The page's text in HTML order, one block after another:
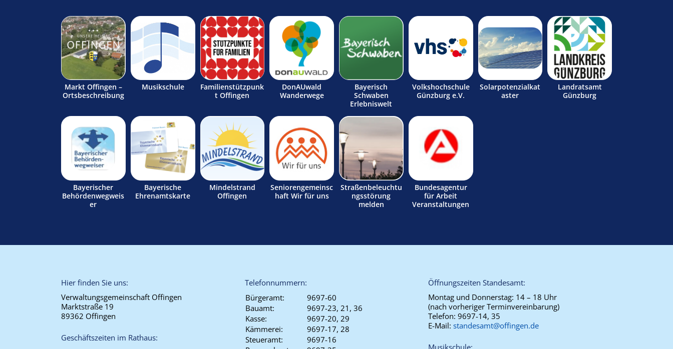
Markt Offingen –
Ortsbeschreibung
Musikschule
Familienstützpunk
t Offingen
DonAUwald
Wanderwege
Bayerisch
Schwaben
Erlebniswelt
Volkshochschule
Günzburg e.V.
Solarpotenzialkat
aster
Landratsamt
Günzburg
Bayerischer
Behördenwegweis
er
Bayerische
Ehrenamtskarte
Mindelstrand
Offingen
Seniorengemeinsc
haft Wir für uns
Straßenbeleuchtu
ngsstörung
melden
Bundesagentur
für Arbeit
Veranstaltungen
Hier finden Sie uns:
Verwaltungsgemeinschaft Offingen
Marktstraße 19
89362 Offingen
Geschäftszeiten im Rathaus:
Telefonnummern:
Bürgeramt:
9697-60
Bauamt:
9697-23, 21, 36
Kasse:
9697-20, 29
Kämmerei:
9697-17, 28
Steueramt:
9697-16
Öffnungszeiten Standesamt:
Montag und Donnerstag: 14 – 18 Uhr
(nach vorheriger Terminvereinbarung)
Telefon:9697-14, 35
E-Mail:standesamt@offingen.de
Musikschule: